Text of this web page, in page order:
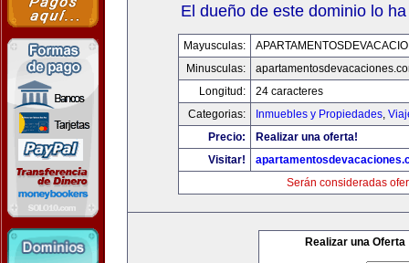
El dueño de este dominio lo
Mayusculas:
Minusculas:
Longitud:
24 caracteres
Categorias:
Inmuebles y Propiedades,
Precio:
Realizar una oferta!
Visitar!
Serán consideradas
Realizar una Oferta